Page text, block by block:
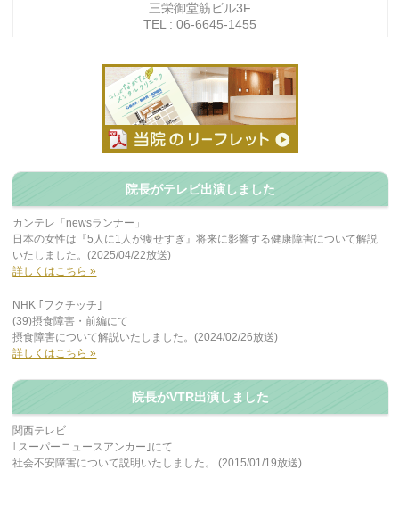
三栄御堂筋ビル3F
TEL : 06-6645-1455
院長がテレビ出演しました
カンテレ「newsランナー」
日本の女性は『5人に1人が痩せすぎ』将来に影響する健康障害について解説
いたしました。(2025/04/22放送)
詳しくはこちら »
NHK ｢フクチッチ｣
(39)摂食障害・前編にて
摂食障害について解説いたしました。(2024/02/26放送)
詳しくはこちら »
院長がVTR出演しました
関西テレビ
｢スーパーニュースアンカー｣にて
社会不安障害について説明いたしました。 (2015/01/19放送)